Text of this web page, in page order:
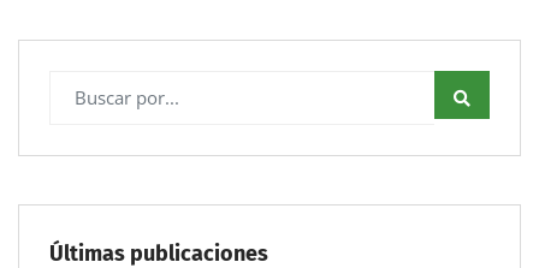
Últimas publicaciones